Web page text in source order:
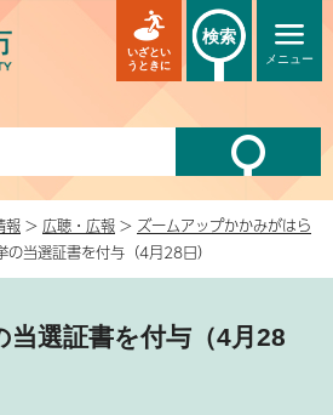
メニュー
いざとい
うときに
検索
報 > 広聴・広報 > ズームアップかかみがはら
当選証書を付与（4月28日）
当選証書を付与（4月28